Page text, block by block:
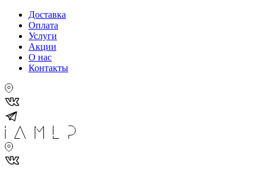
Доставка
Оплата
Услуги
Акции
О нас
Контакты